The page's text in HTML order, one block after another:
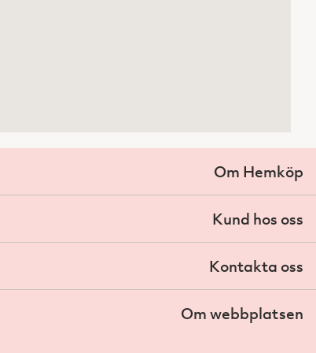
Om Hemköp
Kund hos oss
Kontakta oss
Om webbplatsen